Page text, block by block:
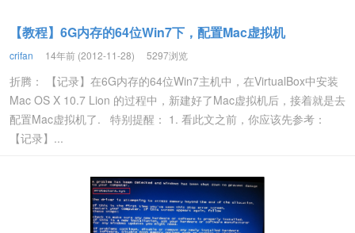
【教程】6G内存的64位Win7下，配置Mac虚拟机
crifan 14年前 (2012-11-28) 5297浏览
折腾： 【记录】在6G内存的64位Win7主机中，在VirtualBox中安装
Mac OS X 10.7 Lion 的过程中，新建好了Mac虚拟机后，接着就是去
配置Mac虚拟机了. 特别提醒： 1. 看此文之前，你应该先参考：
【记录】...